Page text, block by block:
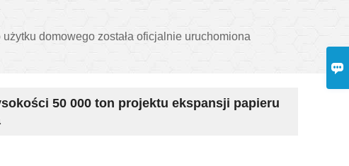

domowego została oficjalnie uruchomiona
50 000 ton projektu ekspansji papieru